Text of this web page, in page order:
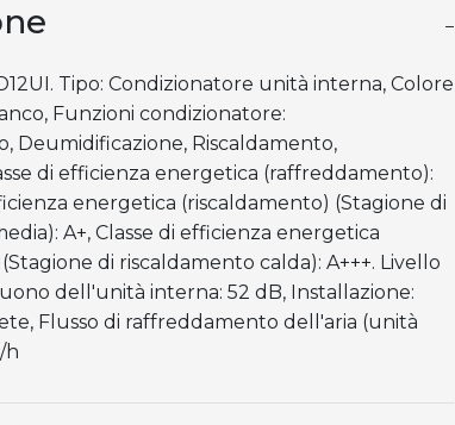
−
Tipo: Condizionatore unità interna, Colore
Funzioni condizionatore:
Deumidificazione, Riscaldamento,
di efficienza energetica (raffreddamento):
energetica (riscaldamento) (Stagione di
A+, Classe di efficienza energetica
di riscaldamento calda): A+++. Livello
dell'unità interna: 52 dB, Installazione:
Flusso di raffreddamento dell'aria (unità
h